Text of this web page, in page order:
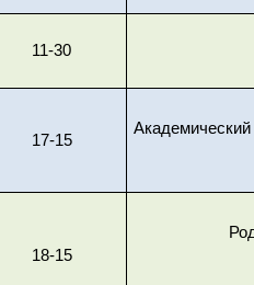
11-30
17-15
18-15